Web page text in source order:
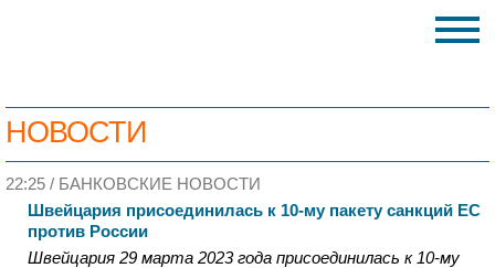
НОВОСТИ
22:25 / БАНКОВСКИЕ НОВОСТИ
Швейцария присоединилась к 10-му пакету санкций ЕС
против России
Швейцария 29 марта 2023 года присоединилась к 10-му